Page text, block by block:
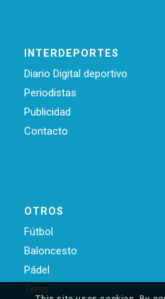
INTERDEPORTES
Diario Digital deportivo
Periodistas
Publicidad
Contacto
OTROS
Fútbol
Baloncesto
Pádel
Ténis